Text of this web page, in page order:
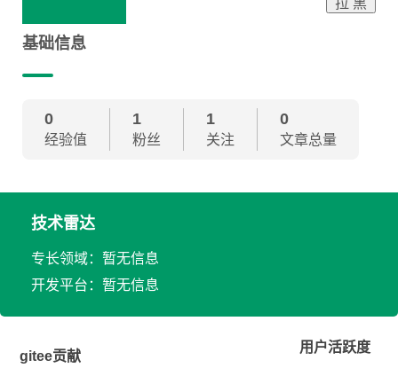
拉 黑
基础信息
0
经验值
1
粉丝
1
关注
0
文章总量
技术雷达
专长领域：暂无信息
开发平台：暂无信息
gitee贡献
用户活跃度